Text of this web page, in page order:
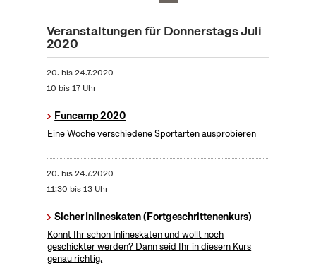
Veranstaltungen für Donnerstags Juli
2020
20. bis24.7.2020
10 bis 17 Uhr
Funcamp 2020
Eine Woche verschiedene Sportarten ausprobieren
20. bis24.7.2020
11:30 bis 13 Uhr
Sicher Inlineskaten (Fortgeschrittenenkurs)
Könnt Ihr schon Inlineskaten und wollt noch
geschickter werden? Dann seid Ihr in diesem Kurs
genau richtig.